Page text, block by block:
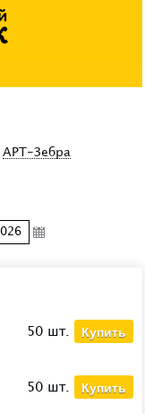
АРТ-Зебра
50 шт. Купить
50 шт. Купить